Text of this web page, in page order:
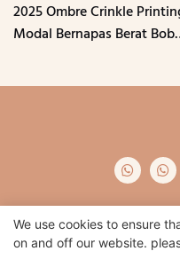
2025 Ombre Crinkle
Modal Bernapas Berat
Hak Cipta © 2024 Qidian -
We use cookies to ensure
on and off our website.